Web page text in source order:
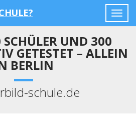
UND 300
GETESTET – ALLEIN
BERLIN
schule.de